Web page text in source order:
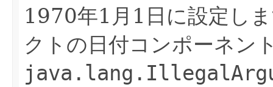
1970年1月1日に設定し
クトの日付コンポーネン